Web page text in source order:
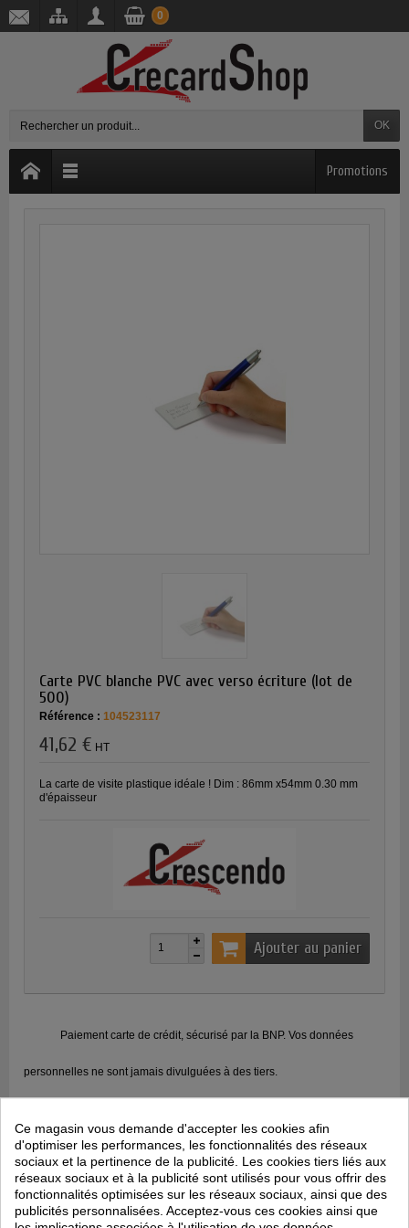
OK
0
Promotions
Carte PVC blanche PVC avec verso écriture (lot de
500)
Référence : 104523117
41,62 € HT
La carte de visite plastique idéale ! Dim : 86mm x54mm 0.30 mm
d'épaisseur
Ajouter au panier
Paiement carte de crédit, sécurisé par la BNP. Vos données
personnelles ne sont jamais divulguées à des tiers.
Métropolitaine)
Politique retours : consommables, accessoires et imprimantes ni
repris ni échangés ; retours en SAV pour les imprimantes
Ce magasin vous demande d'accepter les cookies afin
d'optimiser les performances, les fonctionnalités des réseaux
sociaux et la pertinence de la publicité. Les cookies tiers liés aux
réseaux sociaux et à la publicité sont utilisés pour vous offrir des
fonctionnalités optimisées sur les réseaux sociaux, ainsi que des
publicités personnalisées. Acceptez-vous ces cookies ainsi que